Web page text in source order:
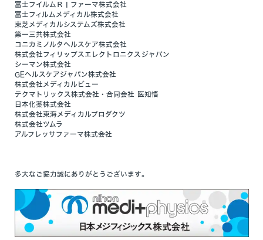
富士フイルムＲＩファーマ株式会社
富士フィルムメディカル株式会社
東芝メディカルシステムズ株式会社
第一三共株式会社
コニカミノルタヘルスケア株式会社
株式会社フィリップスエレクトロニクスジャパン
シーマン株式会社
GEヘルスケアジャパン株式会社
株式会社メディカルビュー
テクマトリックス株式会社・合同会社 医知悟
日本化薬株式会社
株式会社東海メディカルプロダクツ
株式会社ツムラ
アルフレッサファーマ株式会社
多大なご協力誠にありがとうございます。